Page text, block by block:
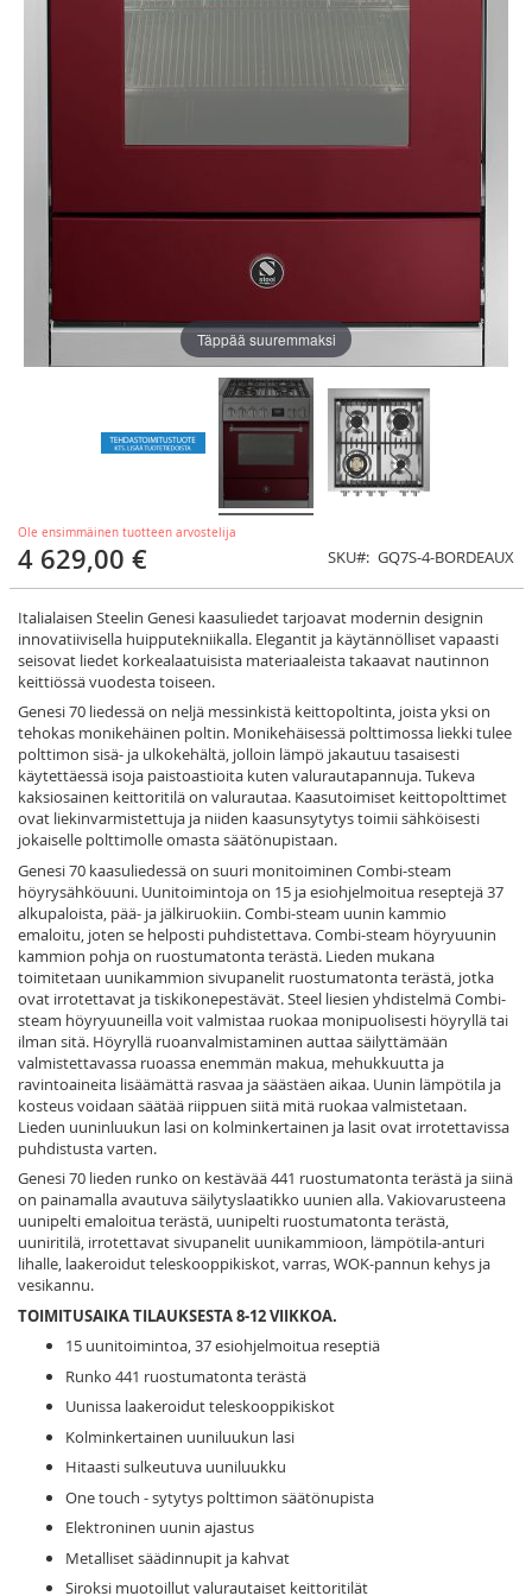
Ole ensimmäinen tuotteen arvostelija
4 629,00 € SKU GQ7S-4-BORDEAUX
Italialaisen Steelin Genesi kaasuliedet tarjoavat modernin designin
innovatiivisella huipputekniikalla. Elegantit ja käytännölliset vapaasti
seisovat liedet korkealaatuisista materiaaleista takaavat nautinnon
keittiössä vuodesta toiseen.
Genesi 70 liedessä on neljä messinkistä keittopoltinta, joista yksi on
tehokas monikehäinen poltin. Monikehäisessä polttimossa liekki tulee
polttimon sisä- ja ulkokehältä, jolloin lämpö jakautuu tasaisesti
käytettäessä isoja paistoastioita kuten valurautapannuja. Tukeva
kaksiosainen keittoritilä on valurautaa. Kaasutoimiset keittopolttimet
ovat liekinvarmistettuja ja niiden kaasunsytytys toimii sähköisesti
jokaiselle polttimolle omasta säätönupistaan.
Genesi 70 kaasuliedessä on suuri monitoiminen Combi-steam
höyrysähköuuni. Uunitoimintoja on 15 ja esiohjelmoitua reseptejä 37
alkupaloista, pää- ja jälkiruokiin. Combi-steam uunin kammio
emaloitu, joten se helposti puhdistettava. Combi-steam höyryuunin
kammion pohja on ruostumatonta terästä. Lieden mukana
toimitetaan uunikammion sivupanelit ruostumatonta terästä, jotka
ovat irrotettavat ja tiskikonepestävät. Steel liesien yhdistelmä Combi-
steam höyryuuneilla voit valmistaa ruokaa monipuolisesti höyryllä tai
ilman sitä. Höyryllä ruoanvalmistaminen auttaa säilyttämään
valmistettavassa ruoassa enemmän makua, mehukkuutta ja
ravintoaineita lisäämättä rasvaa ja säästäen aikaa. Uunin lämpötila ja
kosteus voidaan säätää riippuen siitä mitä ruokaa valmistetaan.
Lieden uuninluukun lasi on kolminkertainen ja lasit ovat irrotettavissa
puhdistusta varten.
Genesi 70 lieden runko on kestävää 441 ruostumatonta terästä ja siinä
on painamalla avautuva säilytyslaatikko uunien alla. Vakiovarusteena
uunipelti emaloitua terästä, uunipelti ruostumatonta terästä,
uuniritilä, irrotettavat sivupanelit uunikammioon, lämpötila-anturi
lihalle, laakeroidut teleskooppikiskot, varras, WOK-pannun kehys ja
vesikannu.
TOIMITUSAIKA TILAUKSESTA 8-12 VIIKKOA.
15 uunitoimintoa, 37 esiohjelmoitua reseptiä
Runko 441 ruostumatonta terästä
Uunissa laakeroidut teleskooppikiskot
Kolminkertainen uuniluukun lasi
Hitaasti sulkeutuva uuniluukku
One touch - sytytys polttimon säätönupista
Elektroninen uunin ajastus
Metalliset säädinnupit ja kahvat
Siroksi muotoillut valurautaiset keittoritilät
Täppää suuremmaksi